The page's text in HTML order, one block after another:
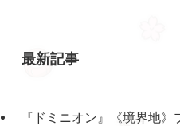
最新記事
『ドミニオン』《境界地